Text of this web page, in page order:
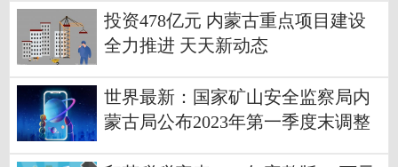
投资478亿元 内蒙古重点项目建设
全力推进 天天新动态
世界最新：国家矿山安全监察局内
蒙古局公布2023年第一季度末调整